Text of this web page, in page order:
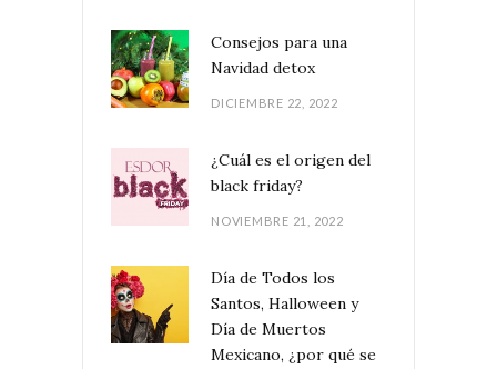
Consejos para una
Navidad detox
DICIEMBRE 22, 2022
¿Cuál es el origen del
black friday?
NOVIEMBRE 21, 2022
Día de Todos los
Santos, Halloween y
Día de Muertos
Mexicano, ¿por qué se